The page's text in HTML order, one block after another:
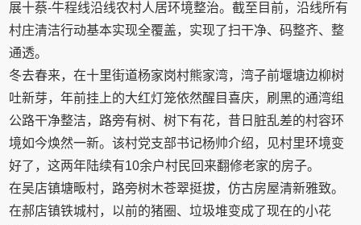
展十蔡-牛程线沿线农村人居环境整治。截至目前，沿线所有
村庄清洁行动基本实现全覆盖，实现了扫干净、码整齐、整
通透。
冬去春来，在十里街道杨家岗村熊家湾，湾子前堰塘边柳树
吐新芽，年前挂上的大红灯笼依然醒目喜庆，刷黑的通湾组
公路干净整洁，路旁有树、树下有花，昔日脏乱差的村容环
境如今焕然一新。该村党支部书记杨帅介绍，见村里环境变
好了，这两年陆续有10余户村民回来翻修老家的房子。
在吴店镇塘畈村，路旁树木苍翠挺拔，仿古房屋清新雅致。
在郝店镇铁城村，以前的猪圈、垃圾堆变成了现在的小花